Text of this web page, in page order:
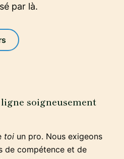
par là.
soigneusement
toi un pro. Nous exigeons
de compétence et de